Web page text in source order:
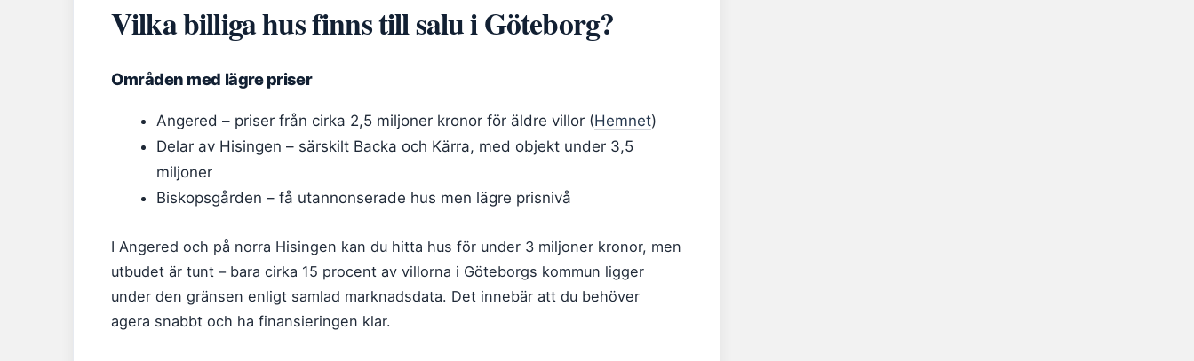
Vilka billiga hus finns till salu i Göteborg?
Områden med lägre priser
Angered – priser från cirka 2,5 miljoner kronor för äldre villor (Hemnet)
Delar av Hisingen – särskilt Backa och Kärra, med objekt under 3,5
miljoner
Biskopsgården – få utannonserade hus men lägre prisnivå
I Angered och på norra Hisingen kan du hitta hus för under 3 miljoner kronor, men
utbudet är tunt – bara cirka 15 procent av villorna i Göteborgs kommun ligger
under den gränsen enligt samlad marknadsdata. Det innebär att du behöver
agera snabbt och ha finansieringen klar.